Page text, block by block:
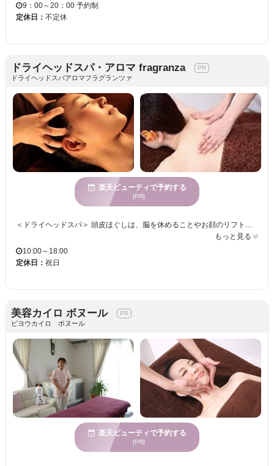
9：00～20：00 予約制
定休日： 不定休
ドライヘッドスパ・アロマ fragranza
ドライヘッドスパアロマフラグランツァ
楽天ビューティで予約する
[PR]
＜ドライヘッドスパ＞ 頭皮ほぐしは、脳を休めることやお顔のリフトアップ・頭皮の血流を良くすることにも繋がります。 頭皮の血流が良くなると、どんな変化が起こるでしょう？ 時には「脳を休める」ことも必要です。 ヘッドマイスターの技術を体験してみるのも良いかもしれませんよ。 男性向けの頭皮もみほぐしメニューもあります。 血流が良くなると毛量も変化するかも！ アロママッサージは女性専用です。 一人サロンですので、１日の受付数はかなり限られます 他のお客様と顔を合わせることはありませんし、ゆっくりとお時間を過ごしていただけます。 曜日や、お時間が合わないときはお電話でご相談・ご予約ください。
もっと見る
10:00～18:00
定休日： 祝日
美容カイロ ボヌール
ビヨウカイロ ボヌール
楽天ビューティで予約する
[PR]